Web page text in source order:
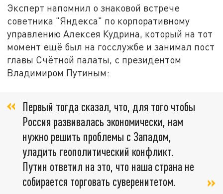
Эксперт напомнил о знаковой встрече
советника "Яндекса" по корпоративному
управлению Алексея Кудрина, который на тот
момент ещё был на госслужбе и занимал пост
главы Счётной палаты, с президентом
Владимиром Путиным:
Первый тогда сказал, что, для того чтобы
Россия развивалась экономически, нам
нужно решить проблемы с Западом,
уладить геополитический конфликт.
Путин ответил на это, что наша страна не
собирается торговать суверенитетом.